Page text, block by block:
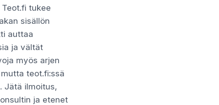
tukee
sisällön
auttaa
ja vältät
myös arjen
teot.fi:ssä
Jätä ilmoitus,
ja etenet